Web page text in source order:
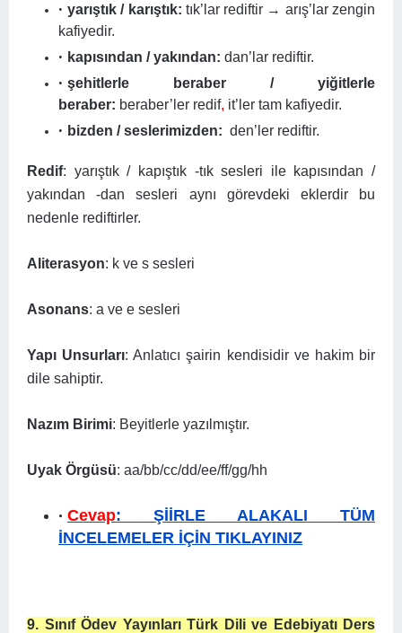
yarıştık / karıştık: tık’lar rediftir → arış’lar zengin
kafiyedir.
kapısından / yakından: dan’lar rediftir.
şehitlerle beraber / yiğitlerle
beraber: beraber’ler redif, it’ler tam kafiyedir.
bizden / seslerimizden: den’ler rediftir.
Redif: yarıştık / kapıştık -tık sesleri ile kapısından /
yakından -dan sesleri aynı görevdeki eklerdir bu
nedenle rediftirler.
Aliterasyon: k ve s sesleri
Asonans: a ve e sesleri
Yapı Unsurları: Anlatıcı şairin kendisidir ve hakim bir
dile sahiptir.
Nazım Birimi: Beyitlerle yazılmıştır.
Uyak Örgüsü: aa/bb/cc/dd/ee/ff/gg/hh
Cevap: ŞİİRLE ALAKALI TÜM
İNCELEMELER İÇİN TIKLAYINIZ
9. Sınıf Ödev Yayınları Türk Dili ve Edebiyatı Ders